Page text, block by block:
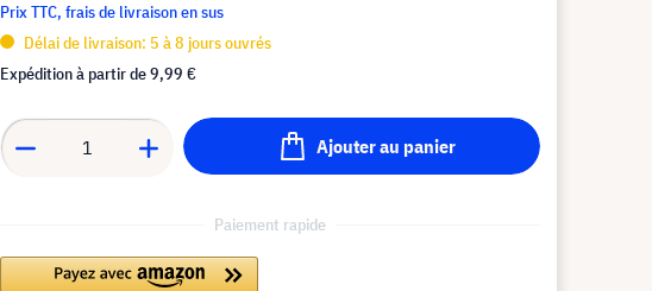
Prix TTC, frais de livraison en sus
Délai de livraison: 5 à 8 jours ouvrés
Expédition à partir de9,99 €
Ajouter au panier
Paiement rapide